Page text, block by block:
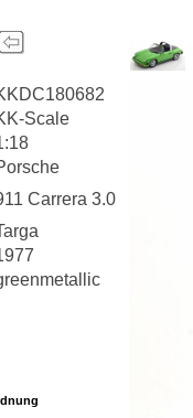
Scale
Carrera 3.0